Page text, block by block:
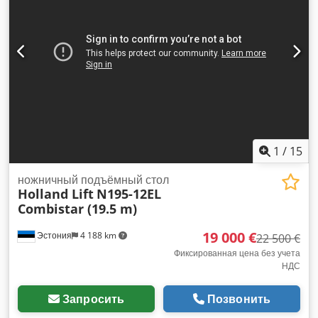
1 / 15
Эстония 4 188 km
ножничный подъёмный стол
Holland Lift N195-12EL
Combistar (19.5 m)
19 000 €22 500 €
Фиксированная цена без учета
НДС
Запросить Позвонить